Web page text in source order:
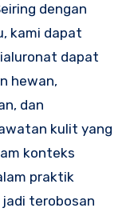
dengan
kami dapat
dapat
hewan,
dan
kulit yang
konteks
praktik
terobosan